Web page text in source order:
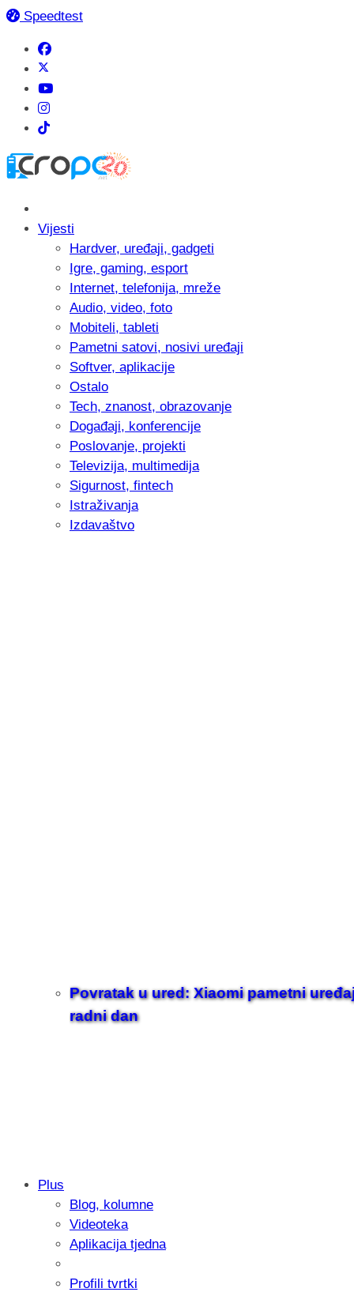
Speedtest
Vijesti
Hardver, uređaji, gadgeti
Igre, gaming, esport
Internet, telefonija, mreže
Audio, video, foto
Mobiteli, tableti
Pametni satovi, nosivi uređaji
Softver, aplikacije
Ostalo
Tech, znanost, obrazovanje
Događaji, konferencije
Poslovanje, projekti
Televizija, multimedija
Sigurnost, fintech
Istraživanja
Izdavaštvo
Povratak u ured: Xiaomi pametni
radni dan
Samsung otkrio kako je nastajala
donijelo tanje i izdržljivije preklopne
Plus
Blog, kolumne
Videoteka
Aplikacija tjedna
Profili tvrtki